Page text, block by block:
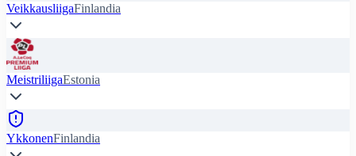
VeikkausliigaFinlandia
MeistriliigaEstonia
YkkonenFinlandia